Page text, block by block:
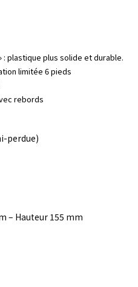
: plastique plus solide et durable.
limitée 6 pieds
rebords
perdue)
– Hauteur 155 mm